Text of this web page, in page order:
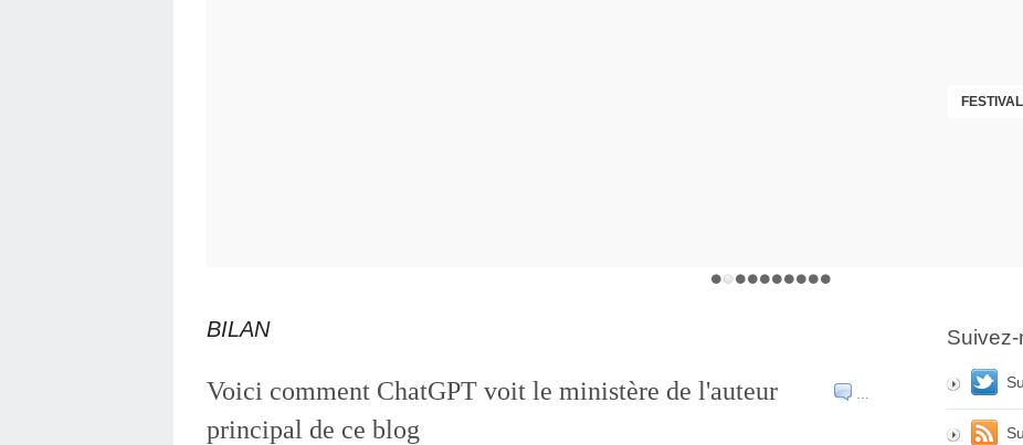
BILAN
…
Voici comment ChatGPT voit le ministère de l'auteur
principal de ce blog
Suivez-